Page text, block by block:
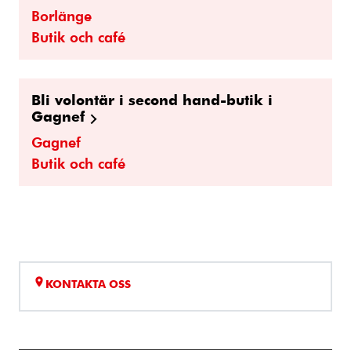
Borlänge
Butik och café
Bli volontär i second hand-butik i
Gagnef
Gagnef
Butik och café
KONTAKTA OSS